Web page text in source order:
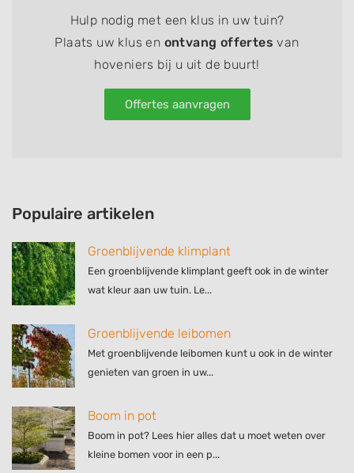
Hulp nodig met een klus in uw tuin?
Plaats uw klus en ontvang offertes van
hoveniers bij u uit de buurt!
Offertes aanvragen
Populaire artikelen
Groenblijvende klimplant
Een groenblijvende klimplant geeft ook in de winter
wat kleur aan uw tuin. Le...
Groenblijvende leibomen
Met groenblijvende leibomen kunt u ook in de winter
genieten van groen in uw...
Boom in pot
Boom in pot? Lees hier alles dat u moet weten over
kleine bomen voor in een p...